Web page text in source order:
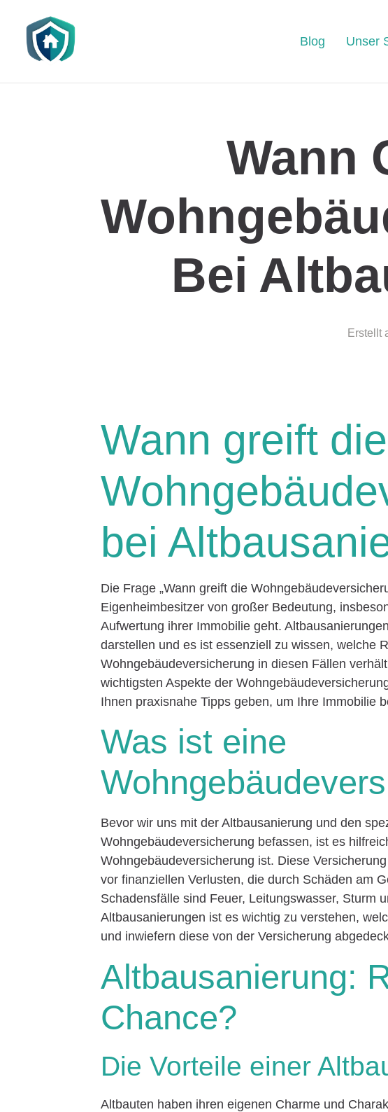
Blog Unser
Wann
Bei
Erstellt
Wann greift die
bei
Die Frage „Wann greift die
Eigenheimbesitzer von großer Bedeutung,
Aufwertung ihrer Immobilie geht.
darstellen und es ist essenziell zu wissen, welche
Wohngebäudeversicherung in diesen Fällen
wichtigsten Aspekte der
Ihnen praxisnahe Tipps geben, um Ihre Immobilie
Was ist eine
Bevor wir uns mit der Altbausanierung und den
Wohngebäudeversicherung befassen, ist es
Wohngebäudeversicherung ist. Diese
vor finanziellen Verlusten, die durch Schäden am
Schadensfälle sind Feuer, Leitungswasser, Sturm
Altbausanierungen ist es wichtig zu verstehen,
und inwiefern diese von der Versicherung
Altbausanierung:
Chance?
Die Vorteile einer
Altbauten haben ihren eigenen Charme und